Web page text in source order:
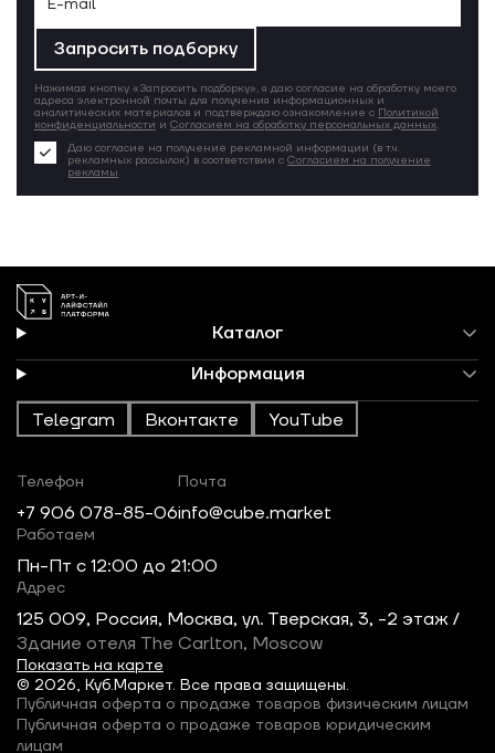
Запросить подборку
Нажимая кнопку «Запросить подборку», я даю согласие на обработку моего
адреса электронной почты для получения информационных и
аналитических материалов и подтверждаю ознакомление с Политикой
конфиденциальности и Согласием на обработку персональных данных.
Даю согласие на получение рекламной информации (в т.ч.
рекламных рассылок) в соответствии с Согласием на получение
рекламы
Каталог
Информация
Telegram Вконтакте YouTube
© 2026, Куб.Маркет. Все права защищены.
Телефон
+7 906 078-85-06
Почта
info@cube.market
Работаем
Пн-Пт c 12:00 до 21:00
Адрес
125 009, Россия, Москва, ул. Тверская, 3, -2 этаж /
Здание отеля The Carlton, Moscow
Показать на карте
Публичная оферта о продаже товаров физическим лицам
Публичная оферта о продаже товаров юридическим
лицам